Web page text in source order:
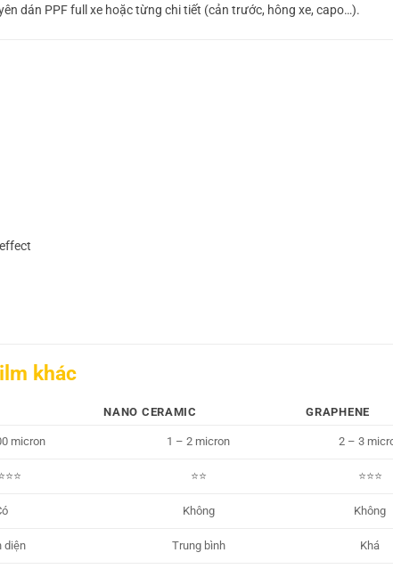
dán PPF full xe hoặc từng chi tiết (cản trước, hông xe, capo…).
khác
NANO CERAMIC GRAPHENE
micron 1 – 2 micron 2 – 3
⭐⭐ ⭐⭐⭐
Không Không
diện Trung bình Khá